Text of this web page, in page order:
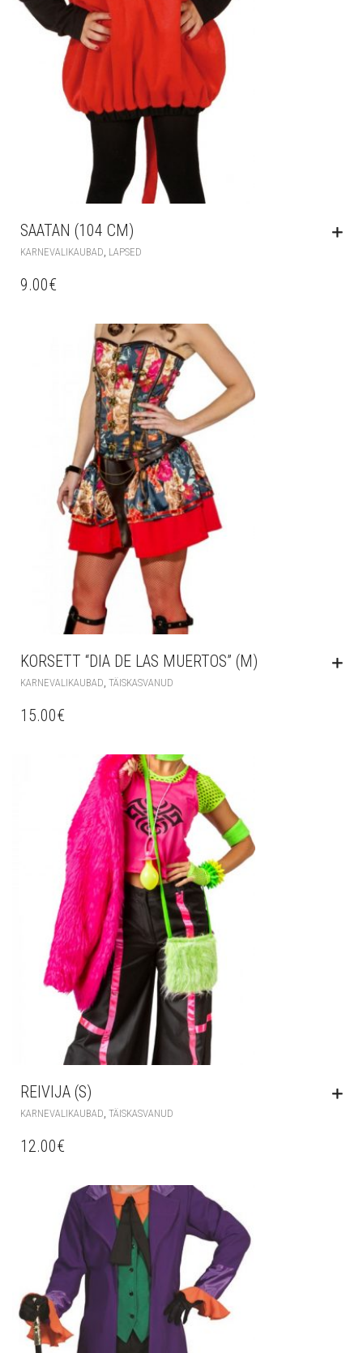
SAATAN (104 CM)
KARNEVALIKAUBAD, LAPSED
9.00€
KORSETT “DIA DE LAS MUERTOS” (M)
KARNEVALIKAUBAD TÄISKASVANUD
15.00€
REIVIJA (S)
KARNEVALIKAUBAD TÄISKASVANUD
12.00€